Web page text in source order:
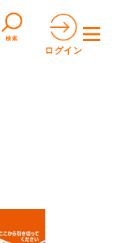
検索
ログイン